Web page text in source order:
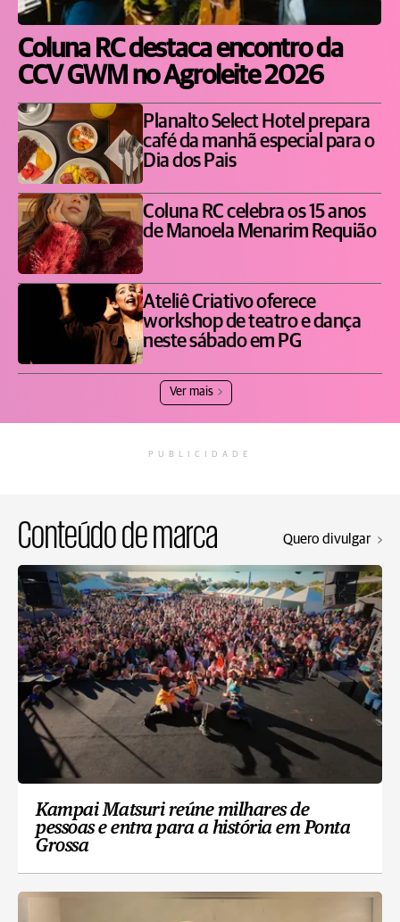
Coluna RC destaca encontro da
CCV GWM no Agroleite 2026
Planalto Select Hotel prepara
café da manhã especial para o
Dia dos Pais
Coluna RC celebra os 15 anos
de Manoela Menarim Requião
Ateliê Criativo oferece
workshop de teatro e dança
neste sábado em PG
Ver mais
PUBLICIDADE
Conteúdo de marca Quero divulgar
Kampai Matsuri reúne milhares de
pessoas e entra para a história em Ponta
Grossa